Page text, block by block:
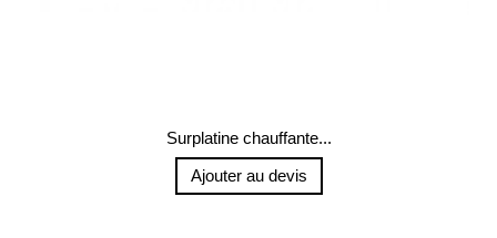
Surplatine chauffante...
Ajouter au devis